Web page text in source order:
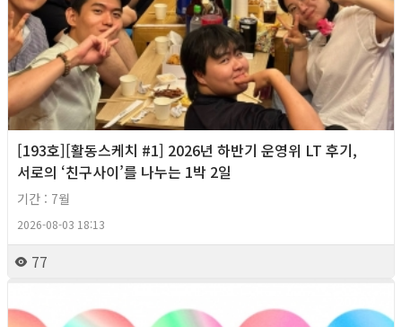
[193호][활동스케치 #1] 2026년 하반기 운영위 LT 후기,
서로의 ‘친구사이’를 나누는 1박 2일
기간 : 7월
2026-08-03 18:13
77